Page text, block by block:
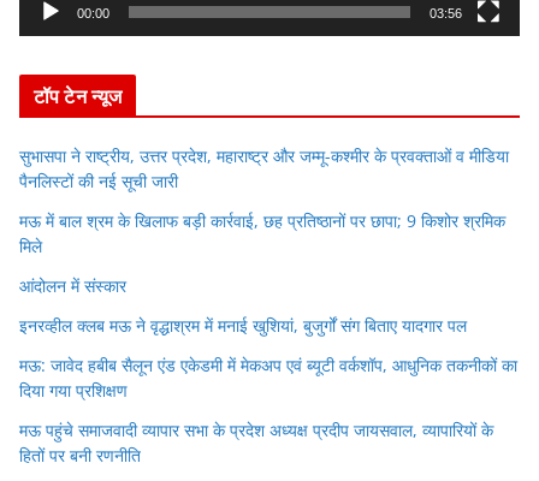
e
00:00 03:56
टॉप टेन न्यूज
सुभासपा ने राष्ट्रीय, उत्तर प्रदेश, महाराष्ट्र और जम्मू-कश्मीर के प्रवक्ताओं व मीडिया
पैनलिस्टों की नई सूची जारी
मऊ में बाल श्रम के खिलाफ बड़ी कार्रवाई, छह प्रतिष्ठानों पर छापा; 9 किशोर श्रमिक
मिले
आंदोलन में संस्कार
इनरव्हील क्लब मऊ ने वृद्धाश्रम में मनाई खुशियां, बुजुर्गों संग बिताए यादगार पल
मऊ: जावेद हबीब सैलून एंड एकेडमी में मेकअप एवं ब्यूटी वर्कशॉप, आधुनिक तकनीकों का
दिया गया प्रशिक्षण
मऊ पहुंचे समाजवादी व्यापार सभा के प्रदेश अध्यक्ष प्रदीप जायसवाल, व्यापारियों के
हितों पर बनी रणनीति